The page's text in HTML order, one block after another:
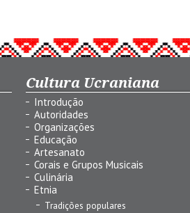
Cultura Ucraniana
Introdução
Autoridades
Organizações
Educação
Artesanato
Corais e Grupos Musicais
Culinária
Etnia
Tradições populares